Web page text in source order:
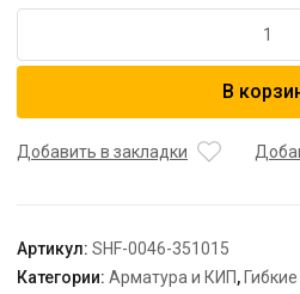
STOUT
для
(35мм)
х
В
Добавить в закладки
Артикул: SHF-0046-351015
Категории: Арматура и КИП,